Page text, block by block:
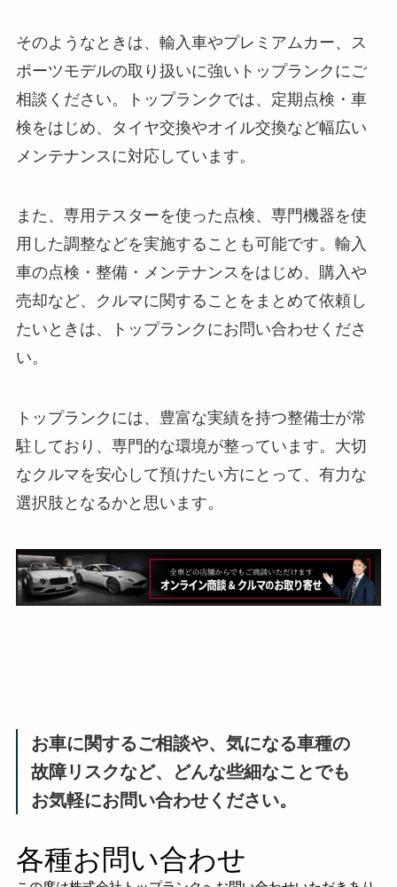
そのようなときは、輸入車やプレミアムカー、ス
ポーツモデルの取り扱いに強いトップランクにご
相談ください。トップランクでは、定期点検・車
検をはじめ、タイヤ交換やオイル交換など幅広い
メンテナンスに対応しています。
また、専用テスターを使った点検、専門機器を使
用した調整などを実施することも可能です。輸入
車の点検・整備・メンテナンスをはじめ、購入や
売却など、クルマに関することをまとめて依頼し
たいときは、トップランクにお問い合わせくださ
い。
トップランクには、豊富な実績を持つ整備士が常
駐しており、専門的な環境が整っています。大切
なクルマを安心して預けたい方にとって、有力な
選択肢となるかと思います。
お車に関するご相談や、気になる車種の
故障リスクなど、どんな些細なことでも
お気軽にお問い合わせください。